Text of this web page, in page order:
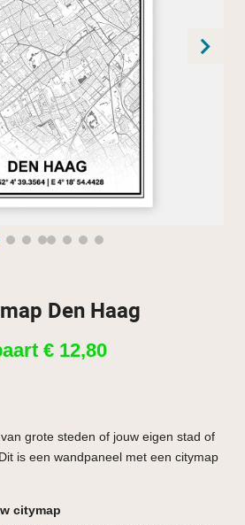
Den Haag
€ 12,80
grote steden of jouw eigen stad of
is een wandpaneel met een citymap
citymap